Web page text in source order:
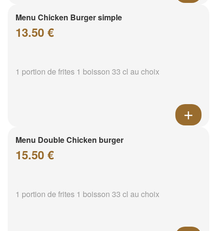
Menu Chicken Burger simple
13.50 €
1 portion de frites 1 boisson 33 cl au choix
Menu Double Chicken burger
15.50 €
1 portion de frites 1 boisson 33 cl au choix